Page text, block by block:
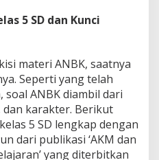
5 SD dan Kunci
materi ANBK, saatnya
Seperti yang telah
ANBK diambil dari
karakter. Berikut
5 SD lengkap dengan
dari publikasi ‘AKM dan
yang diterbitkan